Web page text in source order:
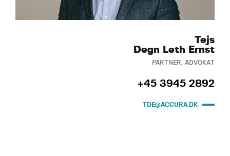
Tejs
Degn Leth Ernst
PARTNER, ADVOKAT
+45 3945 2892
TDE@ACCURA.DK